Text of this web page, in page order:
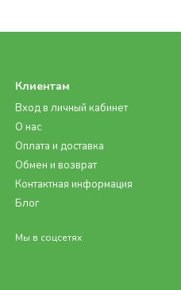
Клиентам
Вход в личный кабинет
О нас
Оплата и доставка
Обмен и возврат
Контактная информация
Блог
Мы в соцсетях